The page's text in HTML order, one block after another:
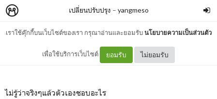
เราใช้คุ๊กกี้บนเว็บไซต์ของเรา กรุณาอ่านและยอมรับนโยบายความเป็นส่วนตัว
เพื่อใช้บริการเว็บไซต์ ยอมรับ ไม่ยอมรับ
เปลี่ยนปรับปรุง – yangmeso
วิ่งไปเรื่อยๆ อย่าหยุดนะ
ไม่รู้ว่าจริงๆแล้วตัวเองชอบอะไร